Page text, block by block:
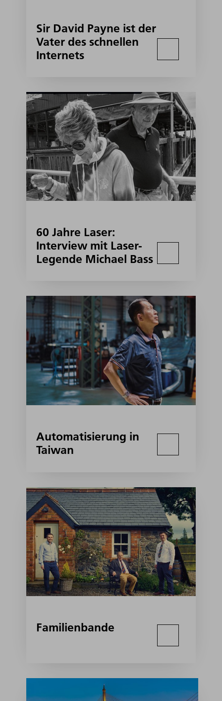
Sir David Payne ist der
Vater des schnellen
Internets
60 Jahre Laser:
Interview mit Laser-
Legende Michael Bass
Automatisierung in
Taiwan
Familienbande